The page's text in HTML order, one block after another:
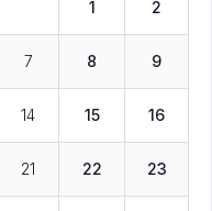
1 2
7 8 9
14 15 16
21 22 23